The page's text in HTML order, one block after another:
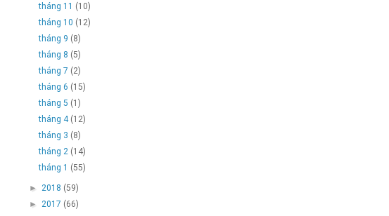
tháng 11 (10)
tháng 10 (12)
tháng 9 (8)
tháng 8 (5)
tháng 7 (2)
tháng 6 (15)
tháng 5 (1)
tháng 4 (12)
tháng 3 (8)
tháng 2 (14)
tháng 1 (55)
► 2018 (59)
► 2017 (66)